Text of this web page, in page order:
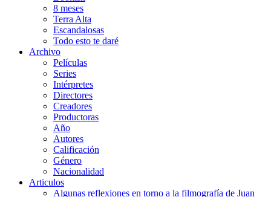
8 meses
Terra Alta
Escandalosas
Todo esto te daré
Archivo
Películas
Series
Intérpretes
Directores
Creadores
Productoras
Año
Autores
Calificación
Género
Nacionalidad
Articulos
Algunas reflexiones en torno a la filmografía de Juan